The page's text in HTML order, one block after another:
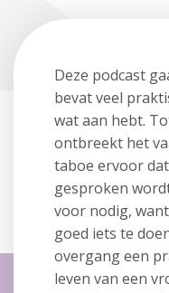
Deze podcast
bevat veel
wat aan hebt.
ontbreekt het
taboe ervoor
gesproken
voor nodig,
goed iets te
overgang een
leven van een